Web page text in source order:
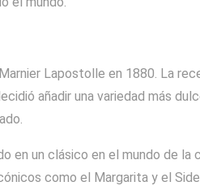
Lapostolle en 1880. La
añadir una variedad más
en un clásico en el mundo de
como el Margarita y el